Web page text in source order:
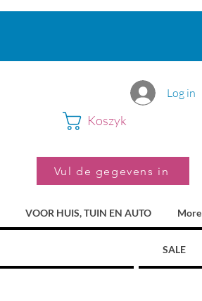
Log in
Koszyk
Vul de gegevens in
VOOR HUIS, TUIN EN AUTO More
SALE